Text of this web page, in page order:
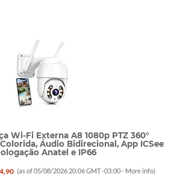
Wi-Fi Externa A8 1080p PTZ 360°
Áudio Bidirecional, App ICSee
Anatel e IP66
(as of 05/08/2026 20:06 GMT -03:00 - More info)